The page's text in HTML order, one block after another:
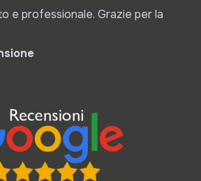
e professionale. Grazie per la